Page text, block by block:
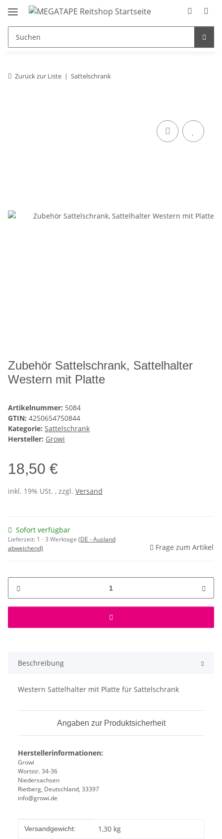
Zurück zur Liste Sattelschrank
Zubehör Sattelschrank, Sattelhalter
Western mit Platte
Artikelnummer: 5084
GTIN: 4250654750844
Kategorie: Sattelschrank
Hersteller: Growi
18,50 €
inkl. 19% USt. , zzgl. Versand
Sofort verfügbar
Lieferzeit: 1 - 3 Werktage (DE - Ausland
abweichend)
Frage zum Artikel
Beschreibung
Western Sattelhalter mit Platte für Sattelschrank
Angaben zur Produktsicherheit
Herstellerinformationen:
Growi
Wortstr. 34-36
Niedersachsen
Rietberg, Deutschland, 33397
info@growi.de
Produkteigenschaft
Wert
Versandgewicht: 1,30 kg